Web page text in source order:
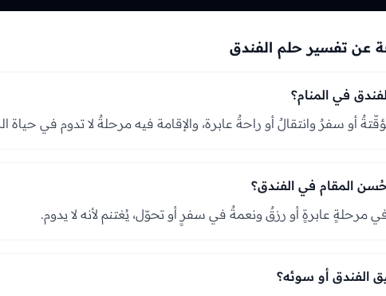
عن تفسير حلم الفندق
في المنام؟
أو سفرٌ وانتقالٌ أو راحةٌ عابرة، والإقامة فيه مرحلةٌ لا تدوم في حياة
المقام في الفندق؟
مرحلةٍ عابرةٍ أو رزقٌ ونعمةٌ في سفرٍ أو تحوّل، يُغتنم لأنه لا يدوم.
الفندق أو سوئه؟